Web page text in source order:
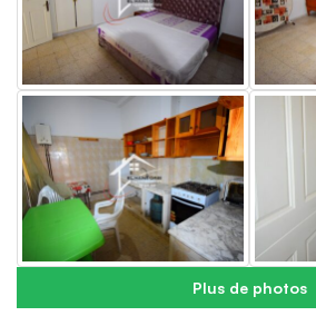
Plus de photos